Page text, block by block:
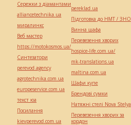
Сережки з діамантами
alliancetechnika.ua
миралинкс
Веб мастер
https://motokosmos.ua/
Синтезатори
perevod.agency
agrotechnika.com.ua
europeservice.com.ua
текст юа
Посилання
kievperevod.com.ua
pereklad.ua
Підготовка до НМТ / ЗНО
Винна шафа
Перевезення хворих
hospice-life.com.ua/
mk-translations.ua
maltina.com.ua
Шафи купе
Брендові сумки
Натяжні стелі Nova Stelya
Перевезення хворих за
кордон